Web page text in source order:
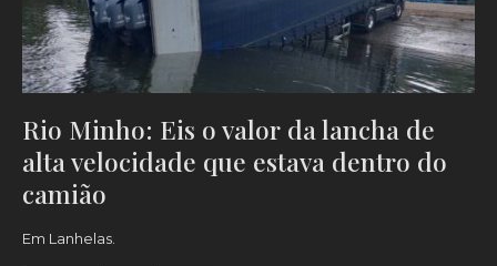
Rio Minho: Eis o valor da lancha de
alta velocidade que estava dentro do
camião
Em Lanhelas.